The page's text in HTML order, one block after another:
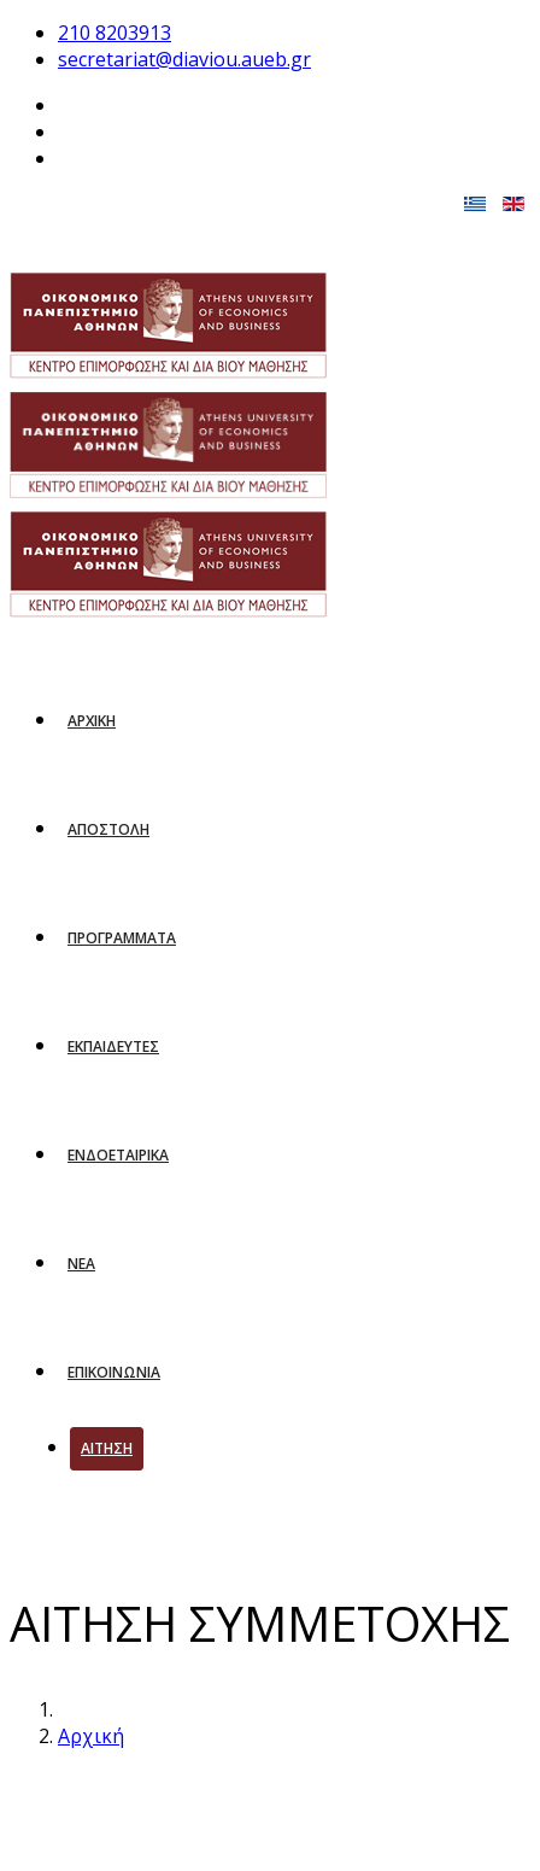
210 8203913
secretariat@diaviou.aueb.gr
ΑΡΧΙΚΗ
ΑΠΟΣΤΟΛΗ
ΠΡΟΓΡΑΜΜΑΤΑ
ΕΚΠΑΙΔΕΥΤΕΣ
ΕΝΔΟΕΤΑΙΡΙΚΑ
ΝΕΑ
ΕΠΙΚΟΙΝΩΝΙΑ
ΑΙΤΗΣΗ
ΑΙΤΗΣΗ ΣΥΜΜΕΤΟΧΗΣ
Αρχική